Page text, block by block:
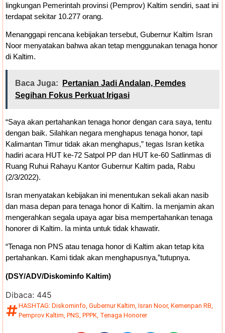
lingkungan Pemerintah provinsi (Pemprov) Kaltim sendiri, saat ini
terdapat sekitar 10.277 orang.
Menanggapi rencana kebijakan tersebut, Gubernur Kaltim Isran
Noor menyatakan bahwa akan tetap menggunakan tenaga honor
di Kaltim.
Baca Juga:
Pertanian Jadi Andalan, Pemdes
Segihan Fokus Perkuat Irigasi
“Saya akan pertahankan tenaga honor dengan cara saya, tentu
dengan baik. Silahkan negara menghapus tenaga honor, tapi
Kalimantan Timur tidak akan menghapus,” tegas Isran ketika
hadiri acara HUT ke-72 Satpol PP dan HUT ke-60 Satlinmas di
Ruang Ruhui Rahayu Kantor Gubernur Kaltim pada, Rabu
(2/3/2022).
Isran menyatakan kebijakan ini menentukan sekali akan nasib
dan masa depan para tenaga honor di Kaltim. Ia menjamin akan
mengerahkan segala upaya agar bisa mempertahankan tenaga
honorer di Kaltim. Ia minta untuk tidak khawatir.
“Tenaga non PNS atau tenaga honor di Kaltim akan tetap kita
pertahankan. Kami tidak akan menghapusnya,”tutupnya.
(DSY/ADV/Diskominfo Kaltim)
Dibaca: 445
HASHTAG: Diskominfo, Gubernur Kaltim, Isran Noor, Kemenpan RB,
Pemprov Kaltim, PNS, PPPK, Tenaga Honorer